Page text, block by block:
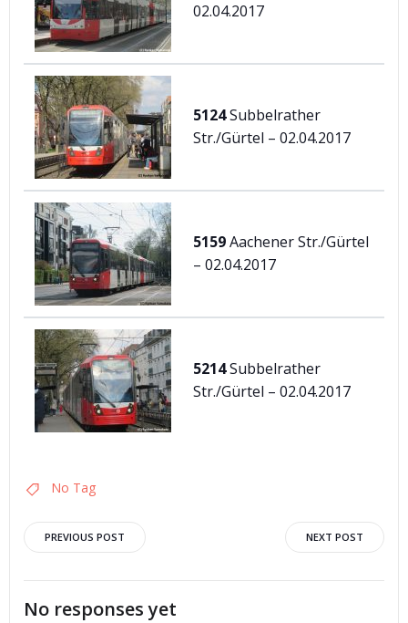
02.04.2017
5124Subbelrather
Str./Gürtel – 02.04.2017
5159Aachener Str./Gürtel
– 02.04.2017
5214Subbelrather
Str./Gürtel – 02.04.2017
No Tag
Post
navigation
PREVIOUS POST
navigation
NEXT POST
No responses yet